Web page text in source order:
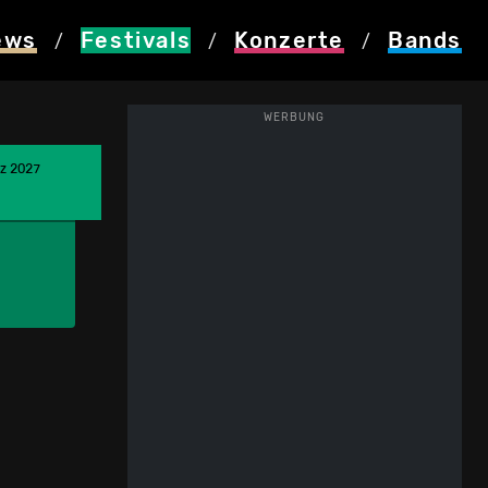
/ Festivals / Konzerte / Bands
WERBUNG
2027